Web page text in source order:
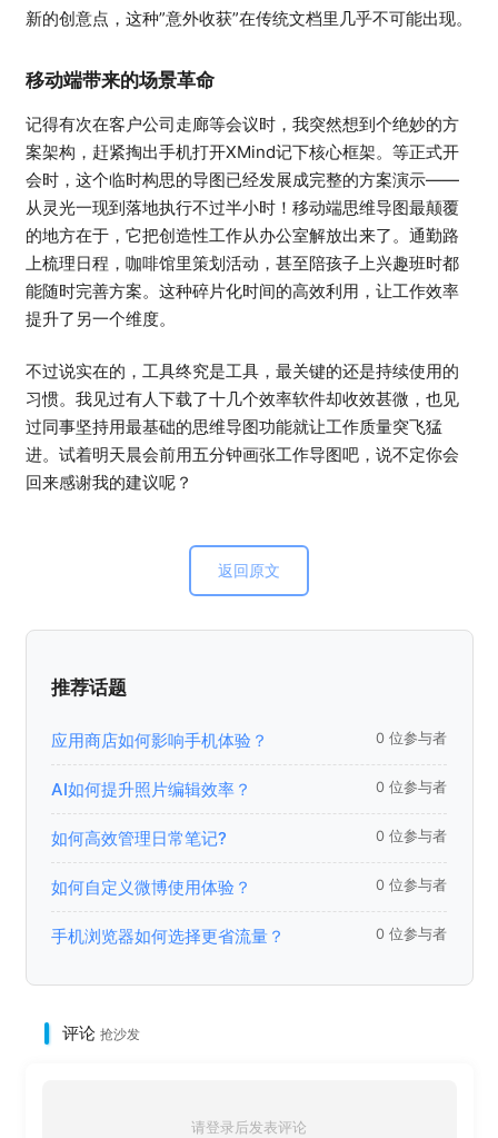
新的创意点，这种”意外收获”在传统文档里几乎不可能出现。
移动端带来的场景革命
记得有次在客户公司走廊等会议时，我突然想到个绝妙的方
案架构，赶紧掏出手机打开XMind记下核心框架。等正式开
会时，这个临时构思的导图已经发展成完整的方案演示——
从灵光一现到落地执行不过半小时！移动端思维导图最颠覆
的地方在于，它把创造性工作从办公室解放出来了。通勤路
上梳理日程，咖啡馆里策划活动，甚至陪孩子上兴趣班时都
能随时完善方案。这种碎片化时间的高效利用，让工作效率
提升了另一个维度。
不过说实在的，工具终究是工具，最关键的还是持续使用的
习惯。我见过有人下载了十几个效率软件却收效甚微，也见
过同事坚持用最基础的思维导图功能就让工作质量突飞猛
进。试着明天晨会前用五分钟画张工作导图吧，说不定你会
回来感谢我的建议呢？
返回原文
推荐话题
应用商店如何影响手机体验？ 0 位参与者
AI如何提升照片编辑效率？ 0 位参与者
如何高效管理日常笔记? 0 位参与者
如何自定义微博使用体验？ 0 位参与者
手机浏览器如何选择更省流量？ 0 位参与者
评论 抢沙发
请登录后发表评论